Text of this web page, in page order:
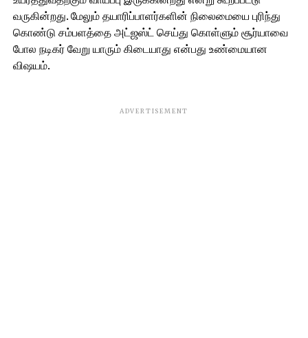
வருகின்றது. மேலும் தயாரிப்பாளர்களின் நிலைமையை புரிந்து
கொண்டு சம்பளத்தை அட்ஜஸ்ட் செய்து கொள்ளும் சூர்யாவை
போல நடிகர் வேறு யாரும் கிடையாது என்பது உண்மையான
விஷயம்.
ADVERTISEMENT